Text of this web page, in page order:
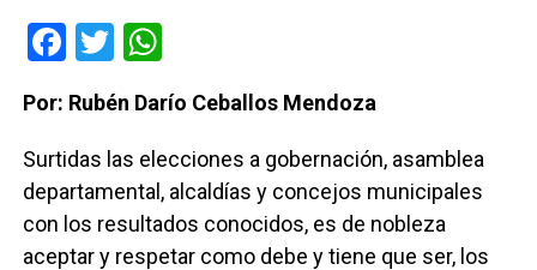
Facebook
TwitterWhatsApp
Por: Rubén Darío Ceballos Mendoza
Surtidas las elecciones a gobernación, asamblea
departamental, alcaldías y concejos municipales
con los resultados conocidos, es de nobleza
aceptar y respetar como debe y tiene que ser, los